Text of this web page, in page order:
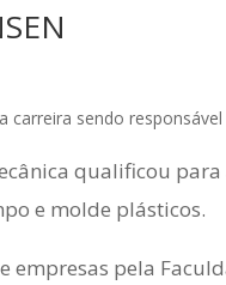
carreira sendo
qualificou
e molde plásticos.
empresas pela